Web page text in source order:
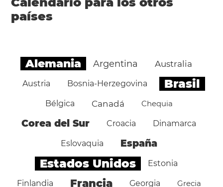
países
Alemania Argentina Australia
Austria Bosnia-Herzegovina Brasil
Bélgica Canadá Chequia
Corea del Sur Croacia Dinamarca
Eslovaquia España
Estados Unidos Estonia
Finlandia Francia Georgia Grecia